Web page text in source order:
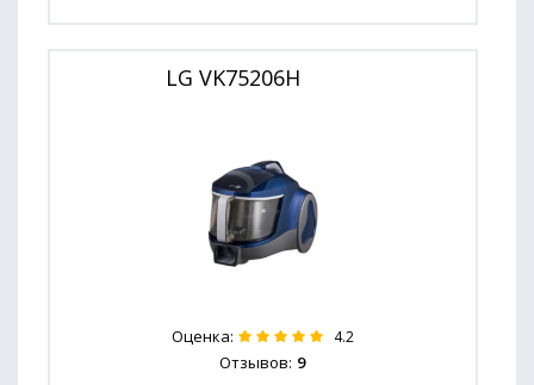
LG VK75206H
Оценка: 4.2
Отзывов: 9